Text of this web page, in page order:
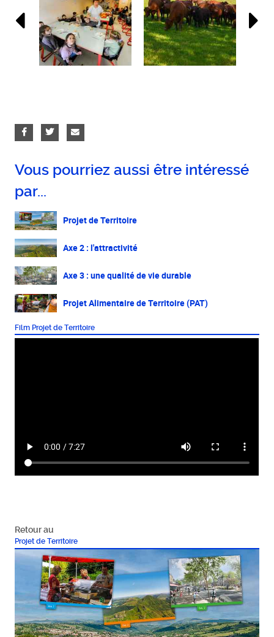
Vous pourriez aussi être intéressé
par...
Projet de Territoire
Axe 2 : l'attractivité
Axe 3 : une qualité de vie durable
Projet Alimentaire de Territoire (PAT)
Film Projet de Territoire
Projet de Territoire
Retour au